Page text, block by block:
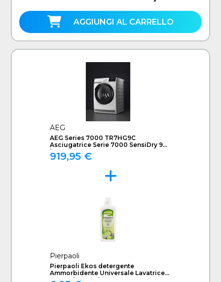
AGGIUNGI AL CARRELLO
AEG
AEG Series 7000 TR7HG9C
Asciugatrice Serie 7000 SensiDry 9
kg
919,95 €
Pierpaoli
Pierpaoli Ekos detergente
Ammorbidente Universale Lavatrice
1000 ml Lavanda